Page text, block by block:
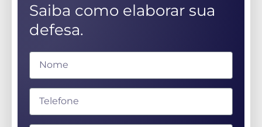
Saiba como elaborar sua
defesa.